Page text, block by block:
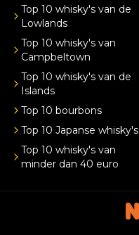
Top 10 whisky's van de
Lowlands
Top 10 whisky's van
Campbeltown
Top 10 whisky's van de
Islands
Top 10 bourbons
Top 10 Japanse whisky's
Top 10 whisky's van
minder dan 40 euro